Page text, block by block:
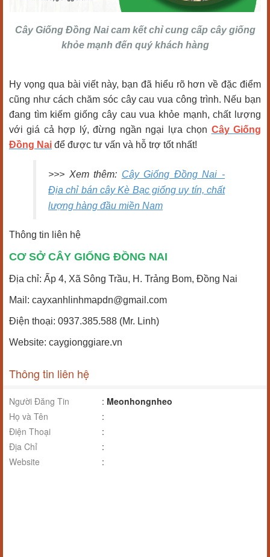
Cây Giống Đồng Nai cam kết chỉ cung cấp cây giống
khỏe mạnh đến quý khách hàng
Hy vọng qua bài viết này, bạn đã hiểu rõ hơn về đặc điểm
cũng như cách chăm sóc cây cau vua công trình. Nếu bạn
đang tìm kiếm giống cây cau vua khỏe mạnh, chất lượng
với giá cả hợp lý, đừng ngần ngại lựa chọn Cây Giống
Đồng Nai để được tư vấn và hỗ trợ tốt nhất!
>>> Xem thêm: Cây Giống Đồng Nai -
Địa chỉ bán cây Kè Bạc giống uy tín, chất
lượng hàng đầu miền Nam
Thông tin liên hệ
CƠ SỞ CÂY GIỐNG ĐỒNG NAI
Địa chỉ: Ấp 4, Xã Sông Trầu, H. Trảng Bom, Đồng Nai
Mail: cayxanhlinhmapdn@gmail.com
Điện thoại: 0937.385.588 (Mr. Linh)
Website: caygionggiare.vn
Thông tin liên hệ
Người Đăng Tin : Meonhongnheo
Họ và Tên
:
Điện Thoại
:
Địa Chỉ
:
Website
: